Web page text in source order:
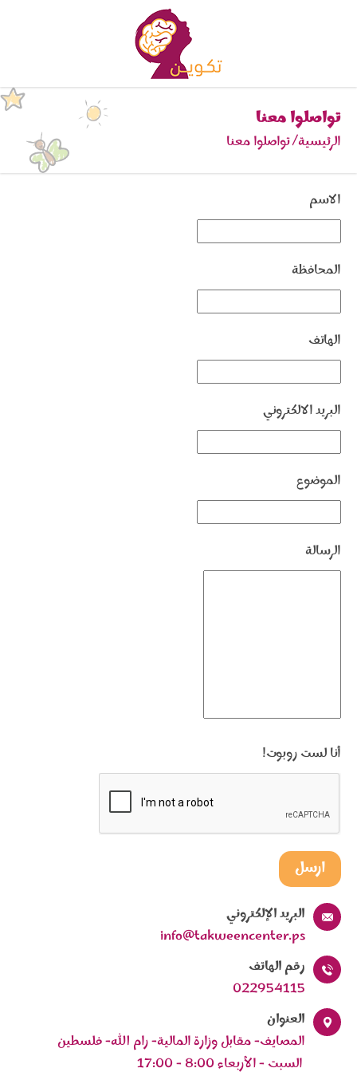
تواصلوا معنا
الرئيسية تواصلوا معنا
الاسم
المحافظة
الهاتف
البريد الالكتروني
الموضوع
الرسالة
أنا لست روبوت!
ارسل
البريد الإلكتروني
info@takweencenter.ps
رقم الهاتف
022954115
العنوان
المصايف- مقابل وزارة المالية- رام الله- فلسطين
السبت - الأربعاء 8:00 - 17:00